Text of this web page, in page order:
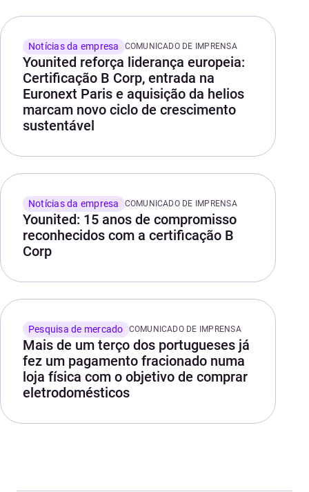
Notícias da empresa COMUNICADO DE IMPRENSA
Younited reforça liderança europeia:
Certificação B Corp, entrada na
Euronext Paris e aquisição da helios
marcam novo ciclo de crescimento
sustentável
Notícias da empresa COMUNICADO DE IMPRENSA
Younited: 15 anos de compromisso
reconhecidos com a certificação B
Corp
Pesquisa de mercado COMUNICADO DE IMPRENSA
Mais de um terço dos portugueses já
fez um pagamento fracionado numa
loja física com o objetivo de comprar
eletrodomésticos